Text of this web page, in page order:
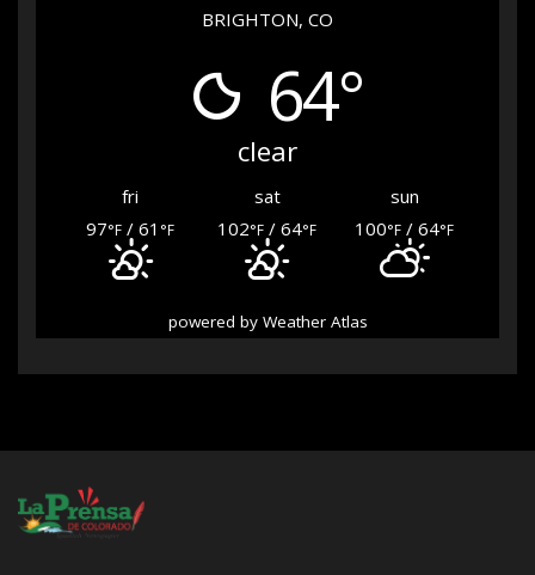
BRIGHTON, CO
64°
clear
fri sat
sun
97°F / 61 °F 102°F / 64°F 100°F / 64°F
powered by Weather Atlas